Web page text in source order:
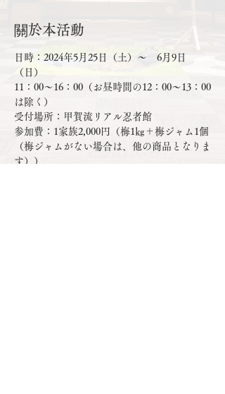
關於本活動
日時：2024年5月25日（土）～　6月9日
（日）
11：00～16：00（お昼時間の12：00～13：00
は除く）
受付場所：甲賀流リアル忍者館
参加費：1家族2,000円（梅1㎏＋梅ジャム1個
（梅ジャムがない場合は、他の商品となりま
す））